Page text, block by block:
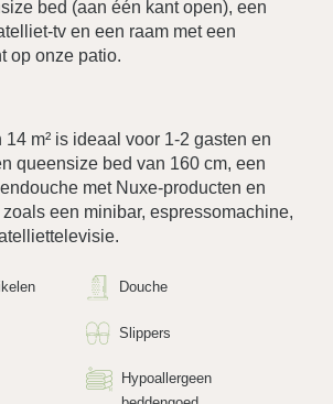
bed (aan één kant open), een
tv en een raam met een
op onze patio.
14 m² is ideaal voor 1-2 gasten en
queensize bed van 160 cm, een
met Nuxe-producten en
een minibar, espressomachine,
Douche
Slippers
Hypoallergeen